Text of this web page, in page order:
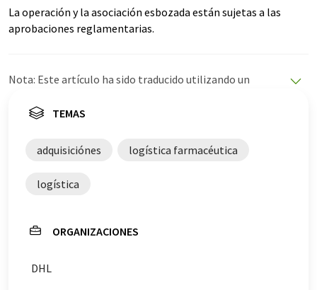
La operación y la asociación esbozada están sujetas a las
aprobaciones reglamentarias.
Nota: Este artículo ha sido traducido utilizando un
ofrece estas traducciones automáticas para presentar
este artículo ha sido traducido con traducción
automática, es posible que contenga errores de
vocabulario, sintaxis o gramática. El artículo original en
Inglés se puede encontrar
TEMAS
adquisiciónes logística farmacéutica
logística
ORGANIZACIONES
DHL